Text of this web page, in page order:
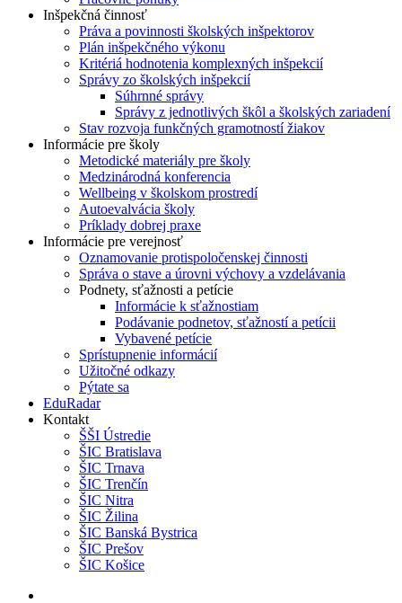
Inšpekčná činnosť
Práva a povinnosti školských inšpektorov
Plán inšpekčného výkonu
Kritériá hodnotenia komplexných inšpekcií
Správy zo školských inšpekcií
Súhrnné správy
Správy z jednotlivých škôl a školských zariadení
Stav rozvoja funkčných gramotností žiakov
Informácie pre školy
Metodické materiály pre školy
Medzinárodná konferencia
Wellbeing v školskom prostredí
Autoevalvácia školy
Príklady dobrej praxe
Informácie pre verejnosť
Oznamovanie protispoločenskej činnosti
Správa o stave a úrovni výchovy a vzdelávania
Podnety, sťažnosti a petície
Informácie k sťažnostiam
Podávanie podnetov, sťažností a petícii
Vybavené petície
Sprístupnenie informácií
Užitočné odkazy
Pýtate sa
EduRadar
Kontakt
ŠŠI Ústredie
ŠIC Bratislava
ŠIC Trnava
ŠIC Trenčín
ŠIC Nitra
ŠIC Žilina
ŠIC Banská Bystrica
ŠIC Prešov
ŠIC Košice